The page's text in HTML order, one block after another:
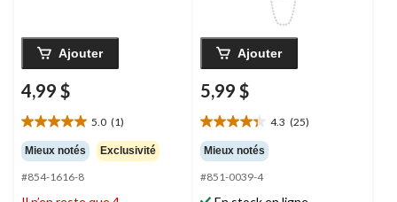
Ajouter
4,99 $
5.0 (1)
5.0
étoile(s)
sur
5.
1
Mieux notés Exclusivité
#854-1616-8
Ajouter
5,99 $
4.3 (25)
4.3
étoile(s)
sur
5.
25
Mieux notés
#851-0039-4